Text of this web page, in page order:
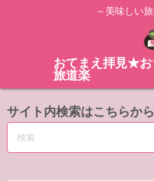
ス
ッ
～美味しい
おてまえ拝見★お
旅道楽
サイト内検索はこちらから